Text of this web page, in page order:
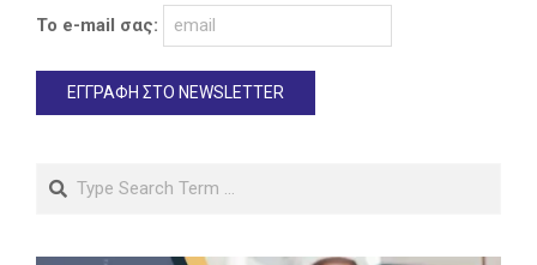
Το e-mail σας:
Search